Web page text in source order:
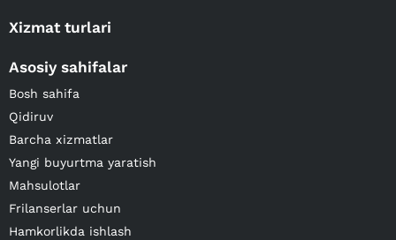
Xizmat turlari
Asosiy sahifalar
Bosh sahifa
Qidiruv
Barcha xizmatlar
Yangi buyurtma yaratish
Mahsulotlar
Frilanserlar uchun
Hamkorlikda ishlash